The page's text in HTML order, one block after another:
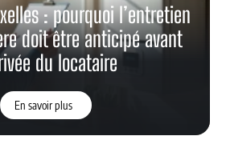
: pourquoi l’entretien
doit être anticipé avant
du locataire
En savoir plus